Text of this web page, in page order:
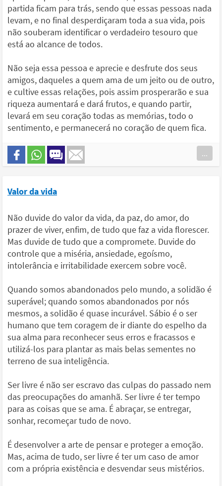
partida ficam para trás, sendo que essas pessoas nada
levam, e no final desperdiçaram toda a sua vida, pois
não souberam identificar o verdadeiro tesouro que
está ao alcance de todos.
Não seja essa pessoa e aprecie e desfrute dos seus
amigos, daqueles a quem ama de um jeito ou de outro,
e cultive essas relações, pois assim prosperarão e sua
riqueza aumentará e dará frutos, e quando partir,
levará em seu coração todas as memórias, todo o
sentimento, e permanecerá no coração de quem fica.
...
Valor da vida
Não duvide do valor da vida, da paz, do amor, do
prazer de viver, enfim, de tudo que faz a vida florescer.
Mas duvide de tudo que a compromete. Duvide do
controle que a miséria, ansiedade, egoísmo,
intolerância e irritabilidade exercem sobre você.
Quando somos abandonados pelo mundo, a solidão é
superável; quando somos abandonados por nós
mesmos, a solidão é quase incurável. Sábio é o ser
humano que tem coragem de ir diante do espelho da
sua alma para reconhecer seus erros e fracassos e
utilizá-los para plantar as mais belas sementes no
terreno de sua inteligência.
Ser livre é não ser escravo das culpas do passado nem
das preocupações do amanhã. Ser livre é ter tempo
para as coisas que se ama. É abraçar, se entregar,
sonhar, recomeçar tudo de novo.
É desenvolver a arte de pensar e proteger a emoção.
Mas, acima de tudo, ser livre é ter um caso de amor
com a própria existência e desvendar seus mistérios.